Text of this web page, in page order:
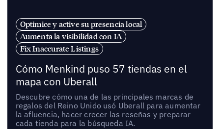
Optimice y active su presencia local
Aumenta la visibilidad con IA
Fix Inaccurate Listings
Cómo Menkind puso 57 tiendas en el
mapa con Uberall
Descubre cómo una de las principales marcas de
regalos del Reino Unido usó Uberall para aumentar
la afluencia, hacer crecer las reseñas y preparar
cada tienda para la búsqueda IA.